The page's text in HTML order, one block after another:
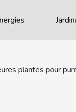
plantes pour